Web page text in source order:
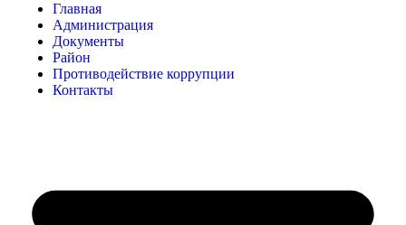
Главная
Администрация
Документы
Район
Противодействие коррупции
Контакты